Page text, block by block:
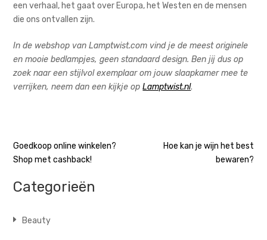
een verhaal, het gaat over Europa, het Westen en de mensen
die ons ontvallen zijn.
In de webshop van Lamptwist.com vind je de meest originele
en mooie bedlampjes, geen standaard design. Ben jij dus op
zoek naar een stijlvol exemplaar om jouw slaapkamer mee te
verrijken, neem dan een kijkje opLamptwist.nl.
Bericht
navigatie
Goedkoop online winkelen?
Shop met cashback!
Hoe kan je wijn het best
bewaren?
Categorieën
Beauty